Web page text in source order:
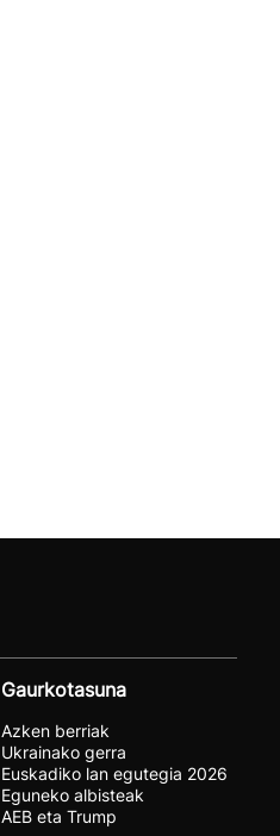
Gaurkotasuna
Azken berriak
Ukrainako gerra
Euskadiko lan egutegia 2026
Eguneko albisteak
AEB eta Trump